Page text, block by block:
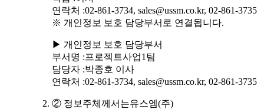
연락처 :02-861-3734, sales@ussm.co.kr, 02-861-3735
※ 개인정보 보호 담당부서로 연결됩니다.
▶ 개인정보 보호 담당부서
부서명 :프로젝트사업1팀
담당자 :박종호 이사
연락처 :02-861-3734, sales@ussm.co.kr, 02-861-3735
② 정보주체께서는유스엠(주)